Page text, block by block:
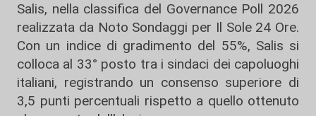
Salis, nella classifica del Governance Poll 2026
realizzata da Noto Sondaggi per Il Sole 24 Ore.
Con un indice di gradimento del 55%, Salis si
colloca al 33° posto tra i sindaci dei capoluoghi
italiani, registrando un consenso superiore di
3,5 punti percentuali rispetto a quello ottenuto